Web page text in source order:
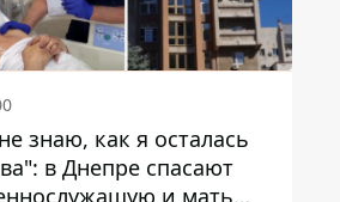
знаю, как я осталась
в Днепре спасают
и мать